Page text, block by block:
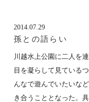
2014.07.29
孫との語らい
川越水上公園に二人を
目を凝らして見ている
んなで遊んでいたいな
き合うこととなった。